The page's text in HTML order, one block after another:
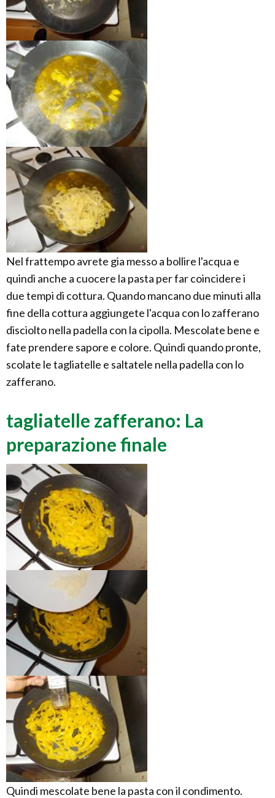
Nel frattempo avrete gia messo a bollire l'acqua e
quindi anche a cuocere la pasta per far coincidere i
due tempi di cottura. Quando mancano due minuti alla
fine della cottura aggiungete l'acqua con lo zafferano
disciolto nella padella con la cipolla. Mescolate bene e
fate prendere sapore e colore. Quindi quando pronte,
scolate le tagliatelle e saltatele nella padella con lo
zafferano.
tagliatelle zafferano: La
preparazione finale
Quindi mescolate bene la pasta con il condimento.